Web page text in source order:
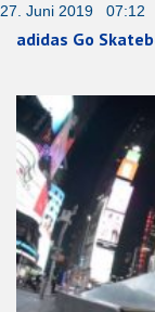
27. Juni 2019 07:12
adidas Go